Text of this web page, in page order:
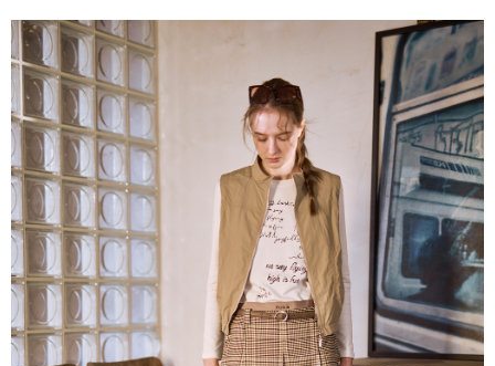
4.訂單成立30分鐘內，如未前往確認交易或遇審核未通過，訂單將自動取
消。如遇「轉專審核」未通過狀況，表示未達大哥付你分期系統評分，恕無
法說明評估內容。
【繳款方式說明】
1.分期款項不併入電信帳單，「大哥付你分期」於每月結算日後寄送繳費提
醒簡訊。
2.透過簡訊連結打開帳單後，可選擇「超商條碼／台灣大直營門市／銀行轉
帳／街口支付／iPASS MONEY」等通路繳費。
【注意事項】
1.本服務係由「台灣大哥大股份有限公司」（以下簡稱本公司）所提供，讓
用戶於交易時，得透過本服務購買商品或服務，並由商店將買賣／分期付款
買賣價金債權讓與本公司後，依約使用本公司帳單繳交帳款。
2.基於同意付款使用「大哥付你分期」之契約關係目的，商店將以您的個人
資料（包含姓名、電話或地址）提供予台灣大哥大進項蒐集、處理及利用，
由本公司與您本人進行分期帳單所需資料之確認、核對及更正。
3.完整用戶服務條款，請詳閱以下連結：https://oppay.tw/userRule
每筆NT$60，滿NT$1,000(含以上)免運費
付款後全家取貨
每筆NT$60，滿NT$1,000(含以上)免運費
7-11取貨付款
每筆NT$60，滿NT$1,000(含以上)免運費
付款後7-11取貨
每筆NT$60，滿NT$1,000(含以上)免運費
宅配
每筆NT$80，滿NT$1,000(含以上)免運費